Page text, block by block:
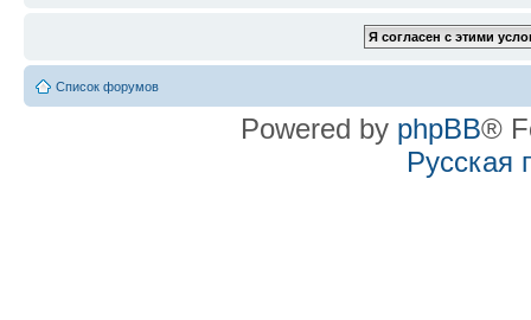
Список форумов
Powered by phpBB®
Русская